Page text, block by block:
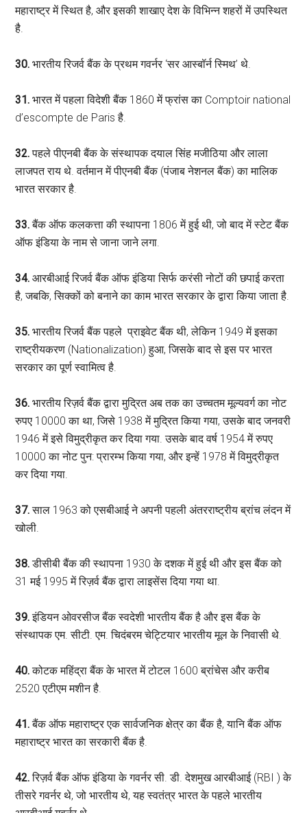
महाराष्ट्र में स्थित है, और इसकी शाखाए देश के विभिन्न शहरों में उपस्थित
है.
30.भारतीय रिजर्व बैंक के प्रथम गवर्नर ‘सर आस्बॉर्न स्मिथ’ थे.
31. भारत में पहला विदेशी बैंक 1860 में फ्रांस का Comptoir national
d’escompte de Paris है.
32.पहले पीएनबी बैंक के संस्थापक दयाल सिंह मजीठिया और लाला
लाजपत राय थे. वर्तमान में पीएनबी बैंक (पंजाब नेशनल बैंक) का मालिक
भारत सरकार है.
33.बैंक ऑफ कलकत्ता की स्थापना 1806 में हुई थी, जो बाद में स्टेट बैंक
ऑफ इंडिया के नाम से जाना जाने लगा.
34.आरबीआई रिजर्व बैंक ऑफ इंडिया सिर्फ करंसी नोटों की छपाई करता
है, जबकि, सिक्‍कों को बनाने का काम भारत सरकार के द्वारा किया जाता है.
35.भारतीय रिजर्व बैंक पहले प्राइवेट बैंक थी, लेकिन 1949 में इसका
राष्ट्रीयकरण (Nationalization) हुआ, जिसके बाद से इस पर भारत
सरकार का पूर्ण स्वामित्व है.
36. भारतीय रिज़र्व बैंक द्वारा मुद्रित अब तक का उच्चतम मूल्यवर्ग का नोट
रुपए 10000 का था, जिसे 1938 में मुद्रित किया गया, उसके बाद जनवरी
1946 में इसे विमुद्रीकृत कर दिया गया. उसके बाद वर्ष 1954 में रुपए
10000 का नोट पुन: प्रारम्भ किया गया, और इन्हें 1978 में विमुद्रीकृत
कर दिया गया.
37.साल 1963 को एसबीआई ने अपनी पहली अंतरराष्ट्रीय ब्रांच लंदन में
खोली.
38.डीसीबी बैंक की स्थापना 1930 के दशक में हुई थी और इस बैंक को
31 मई 1995 में रिज़र्व बैंक द्वारा लाइसेंस दिया गया था.
39.इंडियन ओवरसीज बैंक स्वदेशी भारतीय बैंक है और इस बैंक के
संस्थापक एम. सीटी. एम. चिदंबरम चेट्टियार भारतीय मूल के निवासी थे.
40.कोटक महिंद्रा बैंक के भारत में टोटल 1600 ब्रांचेस और करीब
2520 एटीएम मशीन है.
41.बैंक ऑफ महाराष्ट्र एक सार्वजनिक क्षेत्र का बैंक है, यानि बैंक ऑफ
महाराष्ट्र भारत का सरकारी बैंक है.
42.रिज़र्व बैंक ऑफ इंडिया के गवर्नर सी. डी. देशमुख आरबीआई (RBI ) के
तीसरे गवर्नर थे, जो भारतीय थे, यह स्वतंत्र भारत के पहले भारतीय